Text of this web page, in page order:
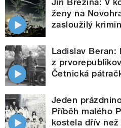
ženy na
zasloužilý
Ladislav Beran:
z
Četnická
Jeden
Příběh malého
kostela dřív